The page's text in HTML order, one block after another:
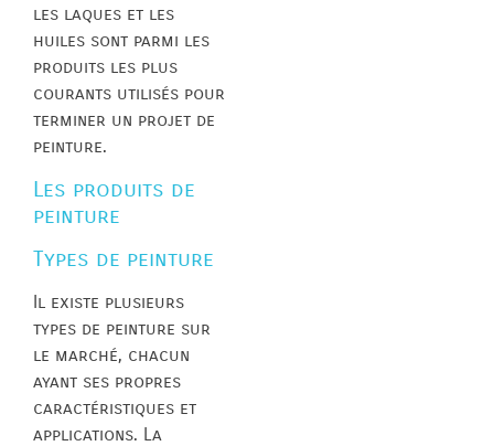
les laques et les
huiles sont parmi les
produits les plus
courants utilisés pour
terminer un projet de
peinture.
Les produits de
peinture
Types de peinture
Il existe plusieurs
types de peinture sur
le marché, chacun
ayant ses propres
caractéristiques et
applications. La